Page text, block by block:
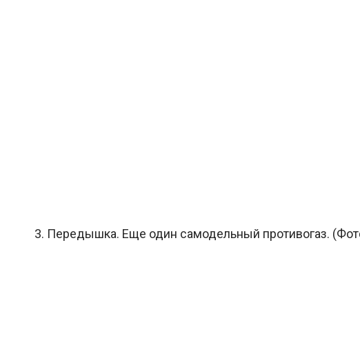
3. Передышка. Еще один самодельный противогаз.